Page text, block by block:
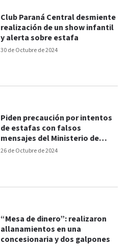
30 de Octubre de 2024
Club Paraná Central desmiente
realización de un show infantil
y alerta sobre estafa
26 de Octubre de 2024
Piden precaución por intentos
de estafas con falsos
mensajes del Ministerio de
Salud
“Mesa de dinero”: realizaron
allanamientos en una
concesionaria y dos galpones